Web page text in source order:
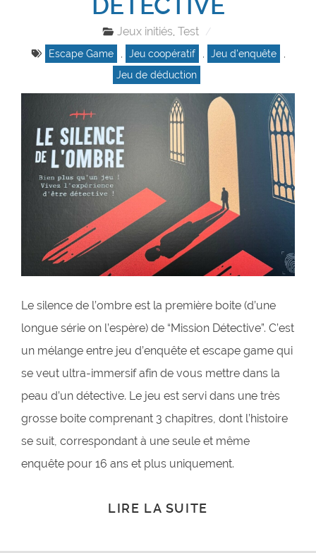
DÉTECTIVE
Jeux initiés Test
Escape Game Jeu coopératif Jeu d'enquête
Jeu de déduction
Le silence de l’ombre est la première boite (d’une
longue série on l’espère) de “Mission Détective”. C’est
un mélange entre jeu d’enquête et escape game qui
se veut ultra-immersif afin de vous mettre dans la
peau d’un détective. Le jeu est servi dans une très
grosse boite comprenant 3 chapitres, dont l’histoire
se suit, correspondant à une seule et même
enquête pour 16 ans et plus uniquement.
LIRE LA SUITE